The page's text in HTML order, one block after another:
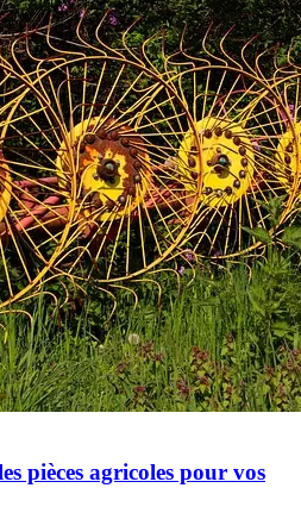
pièces agricoles pour vos